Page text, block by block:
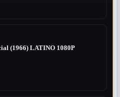
(1966) LATINO 1080P